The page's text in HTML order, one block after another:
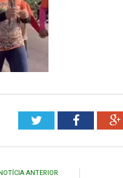
Twitter
ANTERIOR